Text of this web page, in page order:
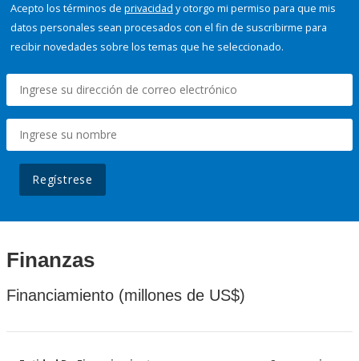
Acepto los términos de privacidad y otorgo mi permiso para que mis
datos personales sean procesados con el fin de suscribirme para
recibir novedades sobre los temas que he seleccionado.
Regístrese
Finanzas
Financiamiento (millones de US$)